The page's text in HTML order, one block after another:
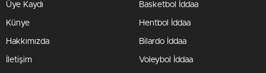
Üye Kaydı
Künye
Hakkımızda
İletişim
Basketbol İddaa
Hentbol İddaa
Bilardo İddaa
Voleybol İddaa